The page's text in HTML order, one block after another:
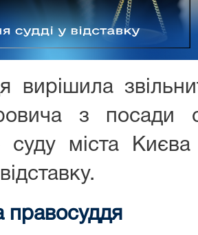
вирішила
з посади
суду міста